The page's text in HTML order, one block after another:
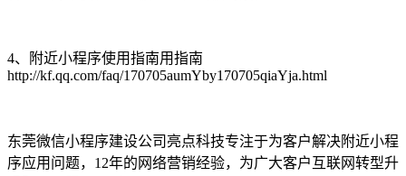
4、附近小程序使用指南用指南
http://kf.qq.com/faq/170705aumYby170705qiaYja.html
东莞微信小程序建设公司亮点科技专注于为客户解决附近小程
序应用问题，12年的网络营销经验，为广大客户互联网转型升